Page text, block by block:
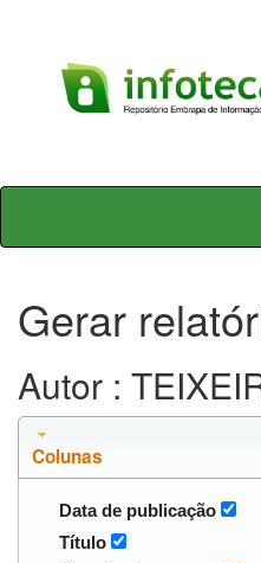
Skip
Gerar
Autor :
Colunas
Data de publicação
Título